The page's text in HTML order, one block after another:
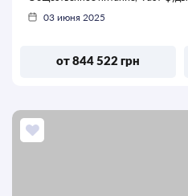
03 июня 2025
от 844 522 грн